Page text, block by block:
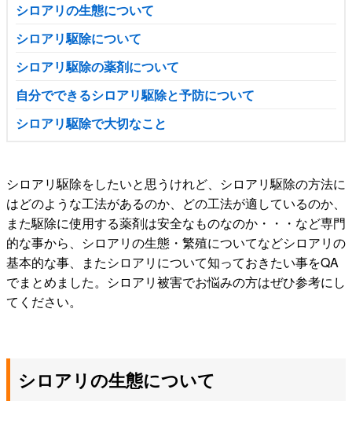
シロアリの生態について
シロアリ駆除について
シロアリ駆除の薬剤について
自分でできるシロアリ駆除と予防について
シロアリ駆除で大切なこと
シロアリ駆除をしたいと思うけれど、シロアリ駆除の方法に
はどのような工法があるのか、どの工法が適しているのか、
また駆除に使用する薬剤は安全なものなのか・・・など専門
的な事から、シロアリの生態・繁殖についてなどシロアリの
基本的な事、またシロアリについて知っておきたい事をQA
でまとめました。シロアリ被害でお悩みの方はぜひ参考にし
てください。
シロアリの生態について